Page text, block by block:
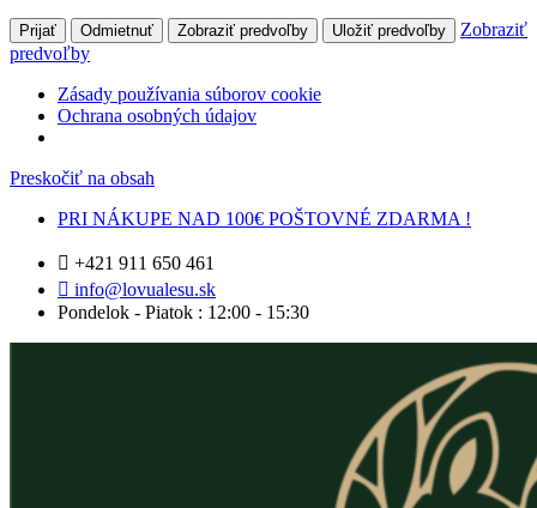
Prijať Odmietnuť Zobraziť predvoľby Uložiť predvoľby
Zobraziť
predvoľby
Zásady používania súborov cookie
Ochrana osobných údajov
Preskočiť na obsah
PRI NÁKUPE NAD 100€ POŠTOVNÉ ZDARMA !
+421 911 650 461
info@lovualesu.sk
Pondelok - Piatok : 12:00 - 15:30